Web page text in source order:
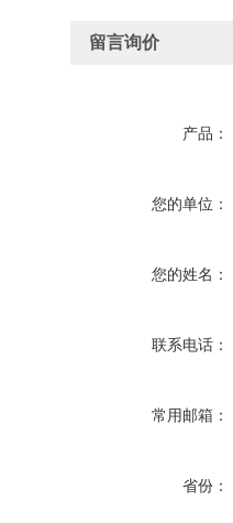
留言询价
产品：
您的单位：
您的姓名：
联系电话：
常用邮箱：
省份：